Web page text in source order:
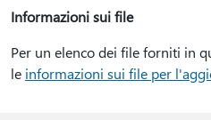
Informazioni sui file
Per un elenco dei file forniti in
le informazioni sui file per